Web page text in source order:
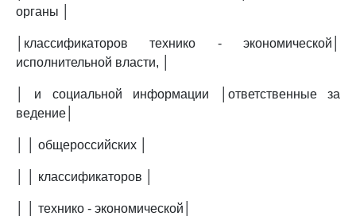
органы │
│классификаторов технико - экономической│
исполнительной власти, │
│ и социальной информации │ответственные за
ведение│
│ │ общероссийских │
│ │ классификаторов │
│ │ технико - экономической│